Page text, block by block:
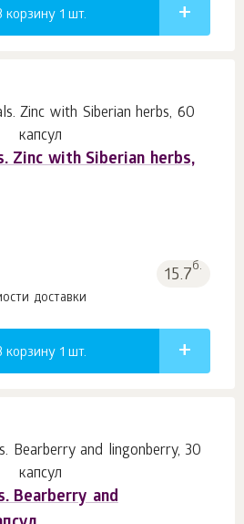
корзину 1 шт.
Zinc with Siberian herbs,
15.7б.
доставки
корзину 1 шт.
Bearberry and